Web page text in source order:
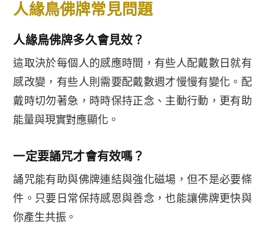
人緣鳥佛牌常見問題
人緣鳥佛牌多久會見效？
這取決於每個人的感應時間，有些人配戴數日就有
感改變，有些人則需要配戴數週才慢慢有變化。配
戴時切勿著急，時時保持正念、主動行動，更有助
能量與現實對應顯化。
一定要誦咒才會有效嗎？
誦咒能有助與佛牌連結與強化磁場，但不是必要條
件。只要日常保持感恩與善念，也能讓佛牌更快與
你產生共振。